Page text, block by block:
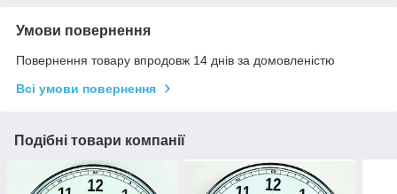
Умови повернення
Повернення товару впродовж 14 днів за домовленістю
Всі умови повернення
Подібні товари компанії